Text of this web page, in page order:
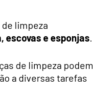
limpeza
escovas e esponjas
de limpeza podem
a diversas tarefas